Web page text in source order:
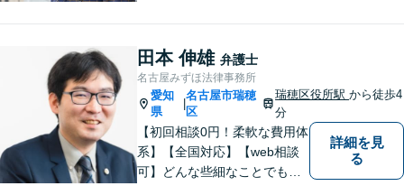
料】【桜山駅より徒歩８分】
【駐車場あり】【オンライン
相談可】
田本 伸雄 弁護士
名古屋みずほ法律事務所
愛知
県
名古屋市瑞穂
区
瑞穂区役所駅から徒歩4
分
【初回相談0円！柔軟な費用体
系】【全国対応】【web相談
可】どんな些細なことでもお
詳細を見
る